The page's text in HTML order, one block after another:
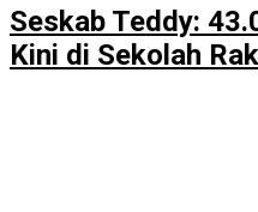
Seskab Teddy:
Kini di Sekolah